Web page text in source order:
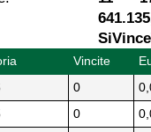
Vincite
0
0